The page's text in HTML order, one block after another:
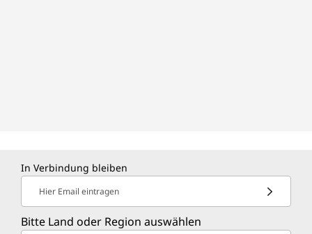
In Verbindung bleiben
Hier Email eintragen
Bitte Land oder Region auswählen